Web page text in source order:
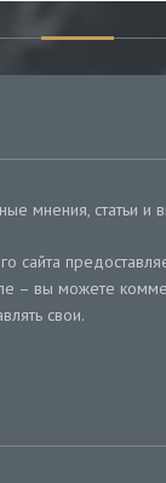
мнения, статьи и
сайта
– вы можете
свои.